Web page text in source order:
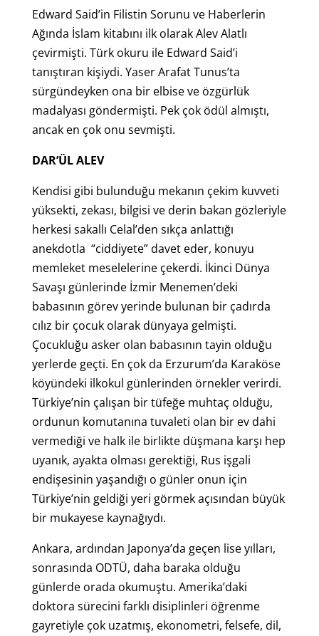
Edward Said’in Filistin Sorunu ve Haberlerin
Ağında İslam kitabını ilk olarak Alev Alatlı
çevirmişti. Türk okuru ile Edward Said’i
tanıştıran kişiydi. Yaser Arafat Tunus’ta
sürgündeyken ona bir elbise ve özgürlük
madalyası göndermişti. Pek çok ödül almıştı,
ancak en çok onu sevmişti.
DAR’ÜL ALEV
Kendisi gibi bulunduğu mekanın çekim kuvveti
yüksekti, zekası, bilgisi ve derin bakan gözleriyle
herkesi sakallı Celal’den sıkça anlattığı
anekdotla “ciddiyete” davet eder, konuyu
memleket meselelerine çekerdi. İkinci Dünya
Savaşı günlerinde İzmir Menemen’deki
babasının görev yerinde bulunan bir çadırda
cılız bir çocuk olarak dünyaya gelmişti.
Çocukluğu asker olan babasının tayin olduğu
yerlerde geçti. En çok da Erzurum’da Karaköse
köyündeki ilkokul günlerinden örnekler verirdi.
Türkiye’nin çalışan bir tüfeğe muhtaç olduğu,
ordunun komutanına tuvaleti olan bir ev dahi
vermediği ve halk ile birlikte düşmana karşı hep
uyanık, ayakta olması gerektiği, Rus işgali
endişesinin yaşandığı o günler onun için
Türkiye’nin geldiği yeri görmek açısından büyük
bir mukayese kaynağıydı.
Ankara, ardından Japonya’da geçen lise yılları,
sonrasında ODTÜ, daha baraka olduğu
günlerde orada okumuştu. Amerika’daki
doktora sürecini farklı disiplinleri öğrenme
gayretiyle çok uzatmış, ekonometri, felsefe, dil,